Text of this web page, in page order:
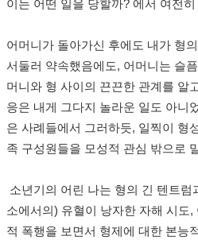
이는 어떤 일을 당할까? 에서 여전
어머니가 돌아가신 후에도 내가 형
서둘러 약속했음에도, 어머니는 슬
머니와 형 사이의 끈끈한 관계를 알
응은 내게 그다지 놀라운 일도 아니
은 사례들에서 그러하듯, 일찍이 형
족 구성원들을 모성적 관심 밖으로
소년기의 어린 나는 형의 긴 텐트럼
소에서의 ) 유혈이 낭자한 자해 시도,
적 폭행을 보면서 형제에 대한 본능